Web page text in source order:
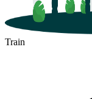
Train